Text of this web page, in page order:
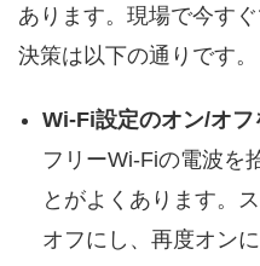
あります。現場で今す
決策は以下の通りです。
Wi-Fi設定のオン/オ
フリーWi-Fiの電波を
とがよくあります。
オフにし、再度オン